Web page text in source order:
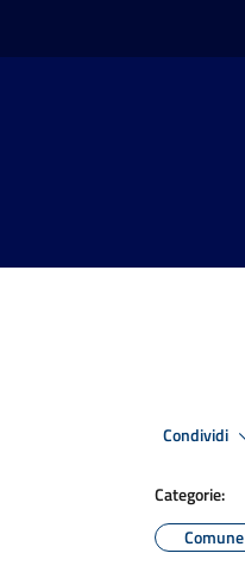
Condividi
Categorie:
Comune